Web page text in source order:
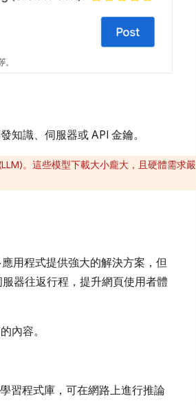
知識、伺服器或 API 金鑰。
。這些模型下載大小龐大，且硬體需求嚴
用程式提供強大的解決方案，但
器往返行程，提升網頁使用者體
內容。
習程式庫，可在網路上進行推論